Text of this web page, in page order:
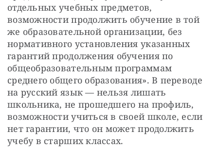
отдельных учебных предметов,
возможности продолжить обучение в той
же образовательной организации, без
нормативного установления указанных
гарантий продолжения обучения по
общеобразовательным программам
среднего общего образования». В переводе
на русский язык — нельзя лишать
школьника, не прошедшего на профиль,
возможности учиться в своей школе, если
нет гарантии, что он может продолжить
учебу в старших классах.